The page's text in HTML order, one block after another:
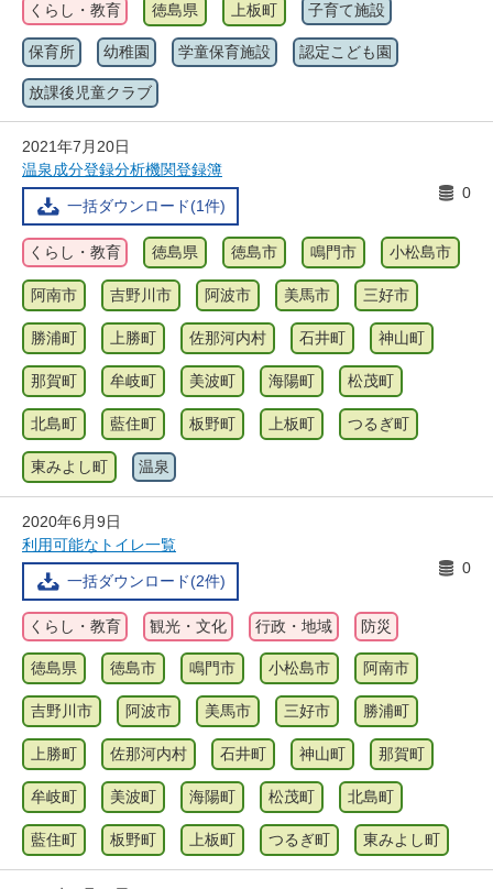
くらし・教育 徳島県 上板町 子育て施設
保育所 幼稚園 学童保育施設 認定こども園
放課後児童クラブ
2021年7月20日
温泉成分登録分析機関登録簿
一括ダウンロード(1件)
0
くらし・教育 徳島県 徳島市 鳴門市 小松島市
阿南市 吉野川市 阿波市 美馬市 三好市
勝浦町 上勝町 佐那河内村 石井町 神山町
那賀町 牟岐町 美波町 海陽町 松茂町
北島町 藍住町 板野町 上板町 つるぎ町
東みよし町 温泉
2020年6月9日
利用可能なトイレ一覧
一括ダウンロード(2件)
0
くらし・教育 観光・文化 行政・地域 防災
徳島県 徳島市 鳴門市 小松島市 阿南市
吉野川市 阿波市 美馬市 三好市 勝浦町
上勝町 佐那河内村 石井町 神山町 那賀町
牟岐町 美波町 海陽町 松茂町 北島町
藍住町 板野町 上板町 つるぎ町 東みよし町